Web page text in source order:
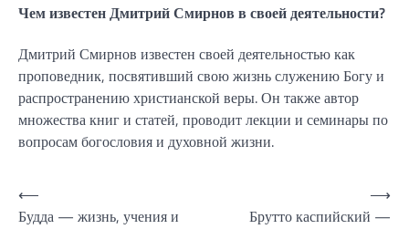
Чем известен Дмитрий Смирнов в своей деятельности?
Дмитрий Смирнов известен своей деятельностью как
проповедник, посвятивший свою жизнь служению Богу и
распространению христианской веры. Он также автор
множества книг и статей, проводит лекции и семинары по
вопросам богословия и духовной жизни.
Навигация
⟵
Будда — жизнь, учения и
Брутто каспийский —
⟶